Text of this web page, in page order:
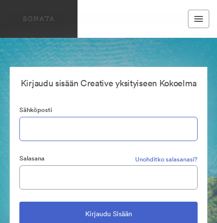
Kirjaudu sisään Creative yksityiseen Kokoelma
Sähköposti
Salasana Unohditko salasanasi?